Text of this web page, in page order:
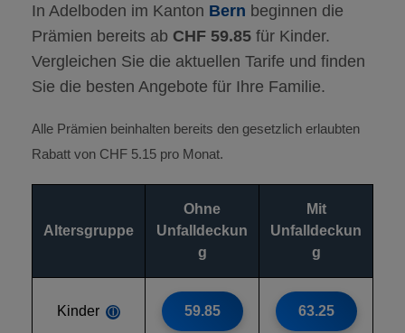
In Adelboden im Kanton Bern beginnen die
Prämien bereits ab CHF 59.85 für Kinder.
Vergleichen Sie die aktuellen Tarife und finden
Sie die besten Angebote für Ihre Familie.
Alle Prämien beinhalten bereits den gesetzlich erlaubten
Rabatt von CHF 5.15 pro Monat.
Altersgruppe
Ohne
Unfalldeckun
g
Mit
Unfalldeckun
g
Kinder ⓘ 59.85 63.25